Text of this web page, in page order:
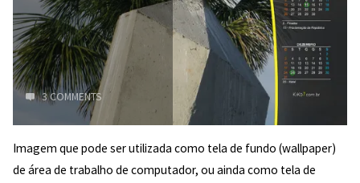
4/5
(1)
"
3 COMMENTS
Imagem que pode ser utilizada como tela de fundo (wallpaper)
de área de trabalho de computador, ou ainda como tela de